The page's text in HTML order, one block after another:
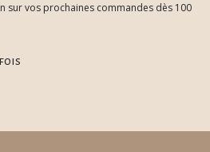
sur vos prochaines commandes dès 100